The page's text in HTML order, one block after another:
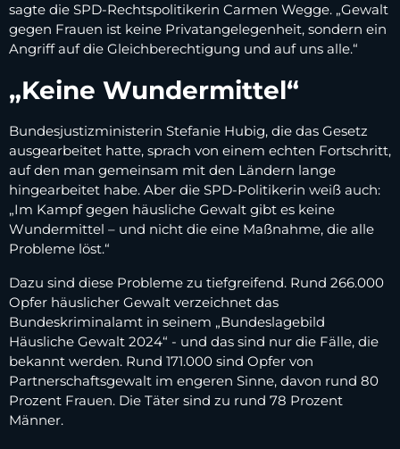
sagte die SPD-Rechtspolitikerin Carmen Wegge. „Gewalt
gegen Frauen ist keine Privatangelegenheit, sondern ein
Angriff auf die Gleichberechtigung und auf uns alle.“
„Keine Wundermittel“
Bundesjustizministerin Stefanie Hubig, die das Gesetz
ausgearbeitet hatte, sprach von einem echten Fortschritt,
auf den man gemeinsam mit den Ländern lange
hingearbeitet habe. Aber die SPD-Politikerin weiß auch:
„Im Kampf gegen häusliche Gewalt gibt es keine
Wundermittel – und nicht die eine Maßnahme, die alle
Probleme löst.“
Dazu sind diese Probleme zu tiefgreifend. Rund 266.000
Opfer häuslicher Gewalt verzeichnet das
Bundeskriminalamt in seinem „Bundeslagebild
Häusliche Gewalt 2024“ - und das sind nur die Fälle, die
bekannt werden. Rund 171.000 sind Opfer von
Partnerschaftsgewalt im engeren Sinne, davon rund 80
Prozent Frauen. Die Täter sind zu rund 78 Prozent
Männer.